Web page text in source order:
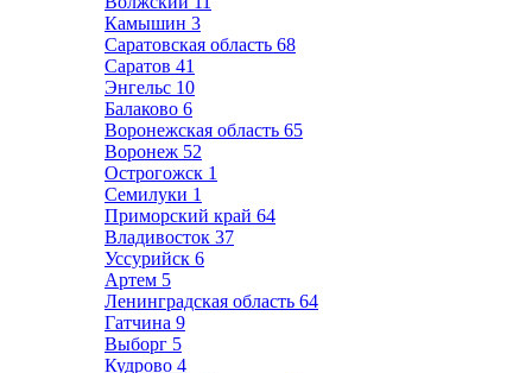
Камышин 3
Саратовская область 68
Саратов 41
Энгельс 10
Балаково 6
Воронежская область 65
Воронеж 52
Острогожск 1
Семилуки 1
Приморский край 64
Владивосток 37
Уссурийск 6
Артем 5
Ленинградская область 64
Гатчина 9
Выборг 5
Кудрово 4